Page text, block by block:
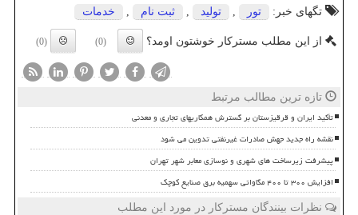
تگهای خبر:
تور , تولید , ثبت نام , خدمات
از این مطلب مسترکار خوشتون اومد؟ (0)
(0)
تازه ترین مطالب مرتبط
تأکید ایران و قرقیزستان بر گسترش همکاریهای تجاری و معدنی
نقشه راه جدید جهش صادرات غیرنفتی تدوین می شود
پیشرفت زیرساخت های شهری و نوسازی معابر شهر تهران
افزایش ۳۰۰ تا ۴۰۰ مگاواتی سهمیه برق صنایع کوچک
نظرات بینندگان مسترکار در مورد این مطلب